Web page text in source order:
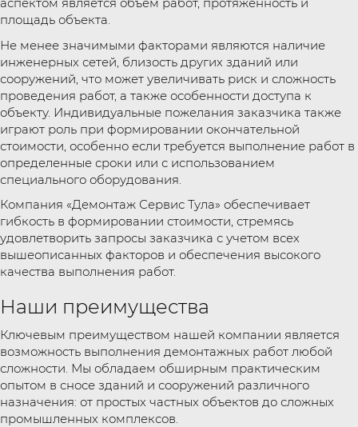
площадь объекта.
Не менее значимыми факторами являются наличие
инженерных сетей, близость других зданий или
сооружений, что может увеличивать риск и сложность
проведения работ, а также особенности доступа к
объекту. Индивидуальные пожелания заказчика также
играют роль при формировании окончательной
стоимости, особенно если требуется выполнение работ в
определенные сроки или с использованием
специального оборудования.
Компания «Демонтаж Сервис Тула» обеспечивает
гибкость в формировании стоимости, стремясь
удовлетворить запросы заказчика с учетом всех
вышеописанных факторов и обеспечения высокого
качества выполнения работ.
Наши преимущества
Ключевым преимуществом нашей компании является
возможность выполнения демонтажных работ любой
сложности. Мы обладаем обширным практическим
опытом в сносе зданий и сооружений различного
назначения: от простых частных объектов до сложных
промышленных комплексов.